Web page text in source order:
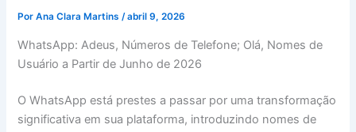
PorAna Clara Martins/abril 9, 2026
WhatsApp: Adeus, Números de Telefone; Olá, Nomes de
Usuário a Partir de Junho de 2026
O WhatsApp está prestes a passar por uma transformação
significativa em sua plataforma, introduzindo nomes de